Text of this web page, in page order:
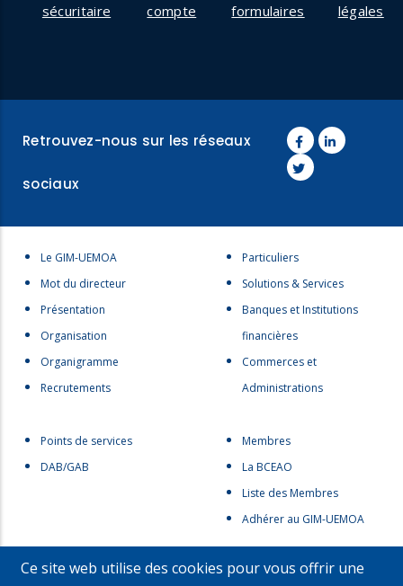
sécuritaire compte formulaires légales
Retrouvez-nous sur les réseaux
sociaux
MenuLe GIM-UEMOA
Mot du directeur
Présentation
Organisation
Organigramme
Recrutements
MenuParticuliers
Solutions & Services
Banques et Institutions
financières
Commerces et
Administrations
MenuPoints de services
DAB/GAB
menuMembres
La BCEAO
Liste des Membres
Adhérer au GIM-UEMOA
MenuPartenaires
MenuActualités
Ce site web utilise des cookies pour vous offrir une